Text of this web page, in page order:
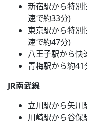
新宿駅から特別
速で約33分)
東京駅から特別
速で約47分)
八王子駅から快
青梅駅から約41
JR南武線
立川駅から矢川
川崎駅から谷保